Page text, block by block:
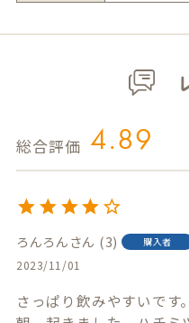
4.89
ろんろん 3 購入者
2023/11/01
さっぱり飲みやすいです